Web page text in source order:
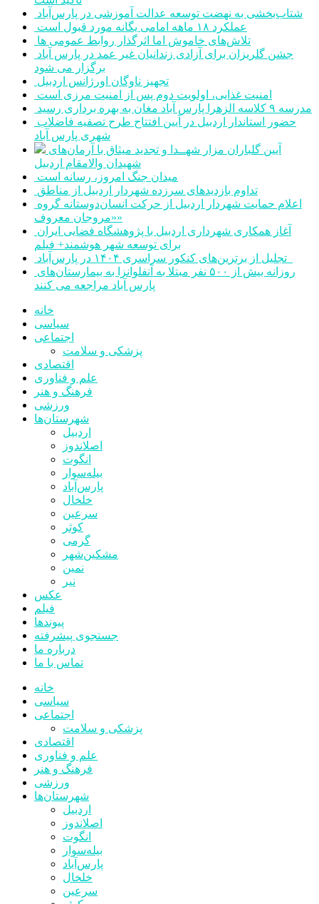
شتاب‌بخشی به نهضت توسعه عدالت آموزشی در پارس‌آباد
عملکرد ۱۸ ماهه امامی یگانه مورد قبول است
تلاش‌های خاموش اما اثرگذار روابط عمومی ها
برگزار می شود
تجهیز ناوگان اورژانس اردبیل
امنیت غذایی، اولویت دوم پس از امنیت مرزی است
مدرسه ۹ کلاسه الزهرا پارس آباد مغان به بهره برداری رسید
شهری پارس آباد
شهیدان والامقام اردبیل
میدان جنگ امروز، رسانه است
تداوم بازدیدهای سرزده شهردار اردبیل از مناطق
«مروجان معروف»
برای توسعه شهر هوشمند+ فیلم
پارس آباد مراجعه می کنند
خانه
سیاسی
اجتماعی
پزشکی و سلامت
اقتصادی
علم و فناوری
فرهنگ و هنر
ورزشی
شهرستان‌ها
اردبیل
اصلاندوز
انگوت
بیله‌سوار
پارس‌آباد
خلخال
سرعین
کوثر
گرمی
مشکین‌شهر
نمین
نیر
عکس
فیلم
پیوندها
جستجوی پیشرفته
درباره ما
تماس با ما
خانه
سیاسی
اجتماعی
پزشکی و سلامت
اقتصادی
علم و فناوری
فرهنگ و هنر
ورزشی
شهرستان‌ها
اردبیل
اصلاندوز
انگوت
بیله‌سوار
پارس‌آباد
خلخال
سرعین